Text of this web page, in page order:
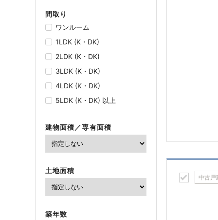
間取り
ワンルーム
1LDK (K・DK)
2LDK (K・DK)
3LDK (K・DK)
4LDK (K・DK)
5LDK (K・DK) 以上
建物面積／専有面積
土地面積
築年数
中古戸